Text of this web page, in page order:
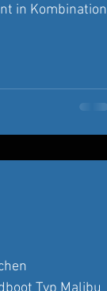
in Kombination